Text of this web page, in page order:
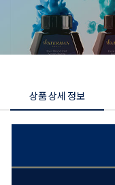
상품 상세 정보